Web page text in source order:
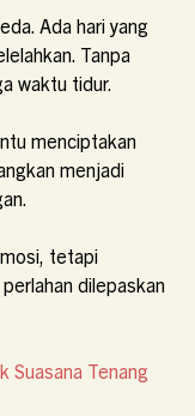
Ada hari yang
Tanpa
waktu tidur.
menciptakan
menjadi
tetapi
dilepaskan
Suasana Tenang